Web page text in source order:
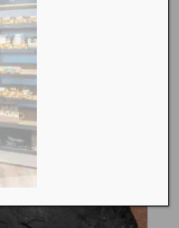
maquereaux
une provenance/origine
sans pesticides, sans
garantie sans
?